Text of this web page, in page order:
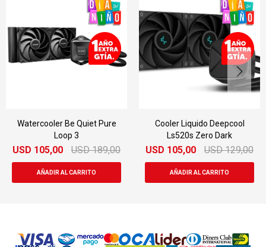
Watercooler Be Quiet Pure
Loop 3
USD 105,00 USD 189,00
Cooler Liquido Deepcool
Ls520s Zero Dark
USD 105,00 USD 129,00